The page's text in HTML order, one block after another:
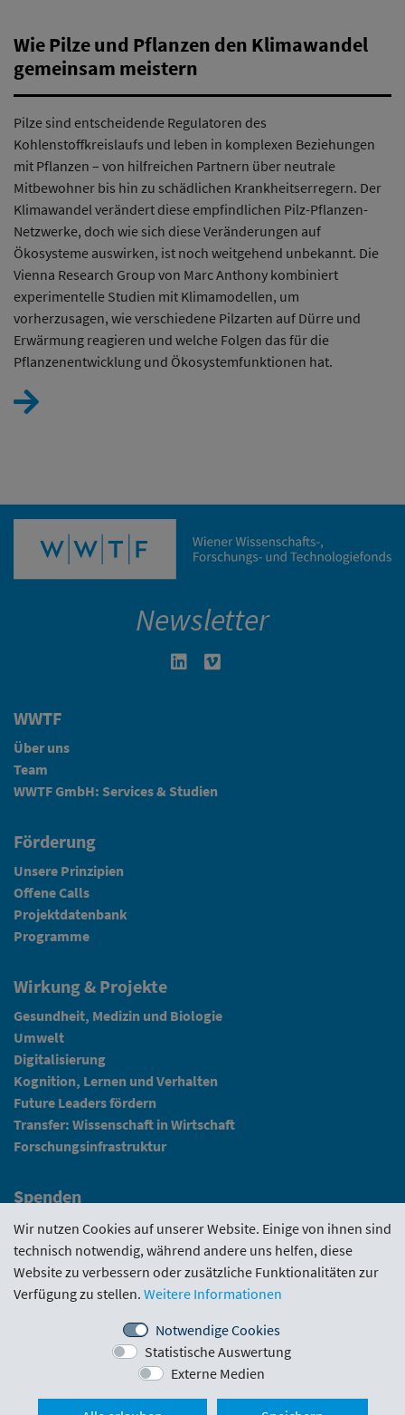
Wie Pilze und Pflanzen den Klimawandel
gemeinsam meistern
Pilze sind entscheidende Regulatoren des
Kohlenstoffkreislaufs und leben in komplexen Beziehungen
mit Pflanzen – von hilfreichen Partnern über neutrale
Mitbewohner bis hin zu schädlichen Krankheitserregern. Der
Klimawandel verändert diese empfindlichen Pilz-Pflanzen-
Netzwerke, doch wie sich diese Veränderungen auf
Ökosysteme auswirken, ist noch weitgehend unbekannt. Die
Vienna Research Group von Marc Anthony kombiniert
experimentelle Studien mit Klimamodellen, um
vorherzusagen, wie verschiedene Pilzarten auf Dürre und
Erwärmung reagieren und welche Folgen das für die
Pflanzenentwicklung und Ökosystemfunktionen hat.
Newsletter
Linkedin in neuem Fenster öffnen
WWTF
Über uns
Team
WWTF GmbH: Services & Studien
Förderung
Unsere Prinzipien
Offene Calls
Projektdatenbank
Programme
Wirkung & Projekte
Gesundheit, Medizin und Biologie
Umwelt
Digitalisierung
Kognition, Lernen und Verhalten
Future Leaders fördern
Transfer: Wissenschaft in Wirtschaft
Forschungsinfrastruktur
Spenden
Fundraising
News
Intranet
Förderrichtlinie · Funding Portal Evaluierungen
Downloads
Wir nutzen Cookies auf unserer Website. Einige von ihnen sind
technisch notwendig, während andere uns helfen, diese
Website zu verbessern oder zusätzliche Funktionalitäten zur
Verfügung zu stellen. Weitere Informationen
Notwendige Cookies
Statistische Auswertung
Externe Medien